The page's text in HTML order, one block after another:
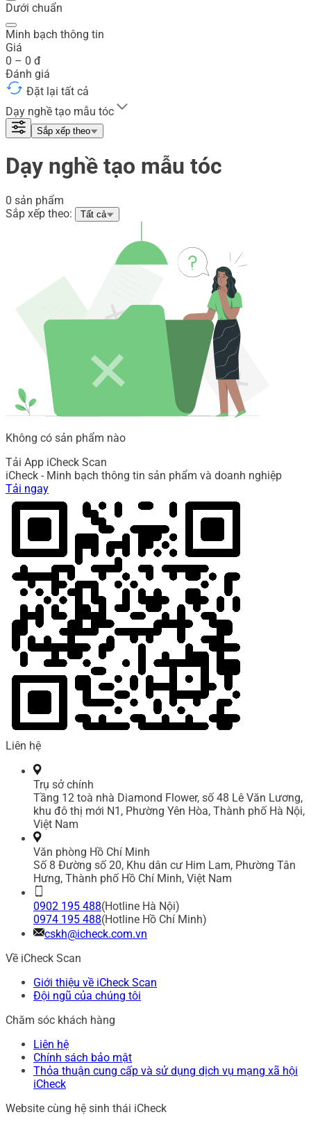
Dưới chuẩn
Minh bạch thông tin
Giá
0 – 0 đ
Đánh giá
Đặt lại tất cả
Dạy nghề tạo mẫu tóc
Sắp xếp theo
Dạy nghề tạo mẫu tóc
0 sản phẩm
Sắp xếp theo:
Tất cả
Không có sản phẩm nào
Tải App iCheck Scan
iCheck - Minh bạch thông tin sản phẩm và doanh nghiệp
Tải ngay
Liên hệ
Trụ sở chính
Tầng 12 toà nhà Diamond Flower, số 48 Lê Văn Lương,
khu đô thị mới N1, Phường Yên Hòa, Thành phố Hà Nội,
Việt Nam
Văn phòng Hồ Chí Minh
Số 8 Đường số 20, Khu dân cư Him Lam, Phường Tân
Hưng, Thành phố Hồ Chí Minh, Việt Nam
0902 195 488(Hotline Hà Nội)
0974 195 488(Hotline Hồ Chí Minh)
cskh@icheck.com.vn
Về iCheck Scan
Giới thiệu về iCheck Scan
Đội ngũ của chúng tôi
Chăm sóc khách hàng
Liên hệ
Chính sách bảo mật
Thỏa thuận cung cấp và sử dụng dịch vụ mạng xã hội
iCheck
Website cùng hệ sinh thái iCheck